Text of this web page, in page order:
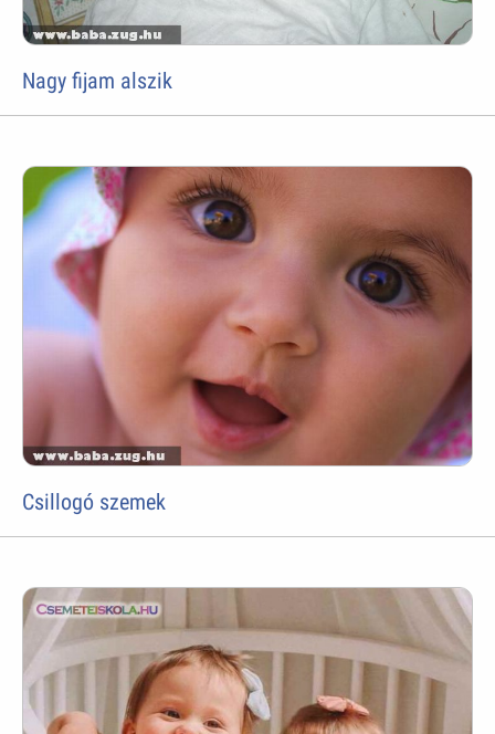
Nagy fijam alszik
Csillogó szemek